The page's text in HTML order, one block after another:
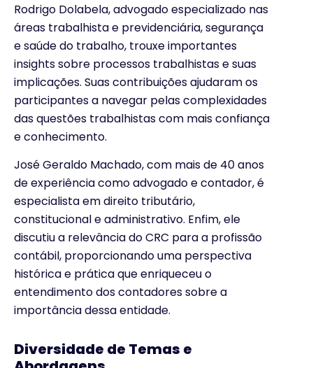
Rodrigo Dolabela, advogado especializado nas
áreas trabalhista e previdenciária, segurança
e saúde do trabalho, trouxe importantes
insights sobre processos trabalhistas e suas
implicações. Suas contribuições ajudaram os
participantes a navegar pelas complexidades
das questões trabalhistas com mais confiança
e conhecimento.
José Geraldo Machado, com mais de 40 anos
de experiência como advogado e contador, é
especialista em direito tributário,
constitucional e administrativo. Enfim, ele
discutiu a relevância do CRC para a profissão
contábil, proporcionando uma perspectiva
histórica e prática que enriqueceu o
entendimento dos contadores sobre a
importância dessa entidade.
Diversidade de Temas e